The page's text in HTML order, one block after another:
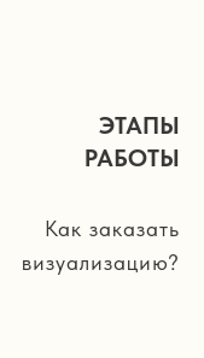
ЭТАПЫ
РАБОТЫ
Как заказать
визуализацию?